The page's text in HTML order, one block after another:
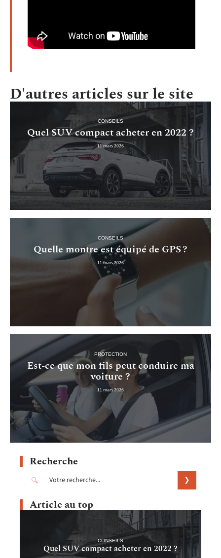
D'autres articles sur le site
CONSEILS
Quel SUV compact acheter en 2022 ?
11 mars 2026
CONSEILS
Quelle montre est équipé de GPS ?
11 mars 2026
PROTECTION
Est-ce que mon fils peut conduire ma
voiture ?
11 mars 2026
Recherche
Article au top
CONSEILS
Quel SUV compact acheter en 2022 ?